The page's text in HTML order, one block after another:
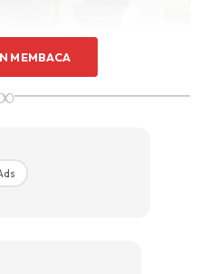
dah susah utk dilenturkan
menjalar.
MEMBACA